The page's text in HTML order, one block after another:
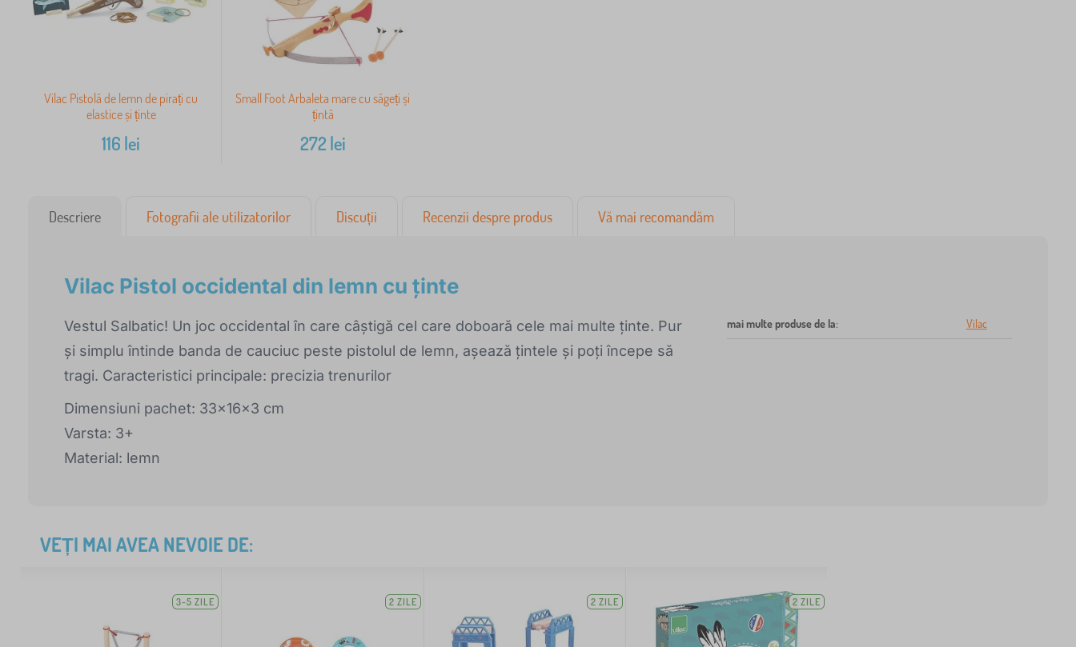
Vilac Pistolă de lemn de pirați cu
elastice și ținte
116 lei
Small Foot Arbaleta mare cu săgeți și
țintă
272 lei
Descriere Fotografii ale utilizatorilor Discuții Recenzii despre produs Vă mai recomandăm
Vilac Pistol occidental din lemn cu ținte
Vestul Salbatic! Un joc occidental în care câștigă cel care doboară cele mai multe ținte. Pur
și simplu întinde banda de cauciuc peste pistolul de lemn, așează țintele și poți începe să
tragi. Caracteristici principale: precizia trenurilor
Dimensiuni pachet: 33x16x3 cm
Varsta: 3+
Material: lemn
mai multe produse de la: Vilac
VEȚI MAI AVEA NEVOIE DE:
3-5 ZILE 2 ZILE 2 ZILE 2 ZILE